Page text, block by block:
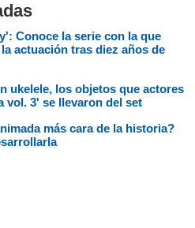
Conoce la serie con la que
actuación tras diez años de
ukelele, los objetos que actores
vol. 3' se llevaron del set
más cara de la historia?